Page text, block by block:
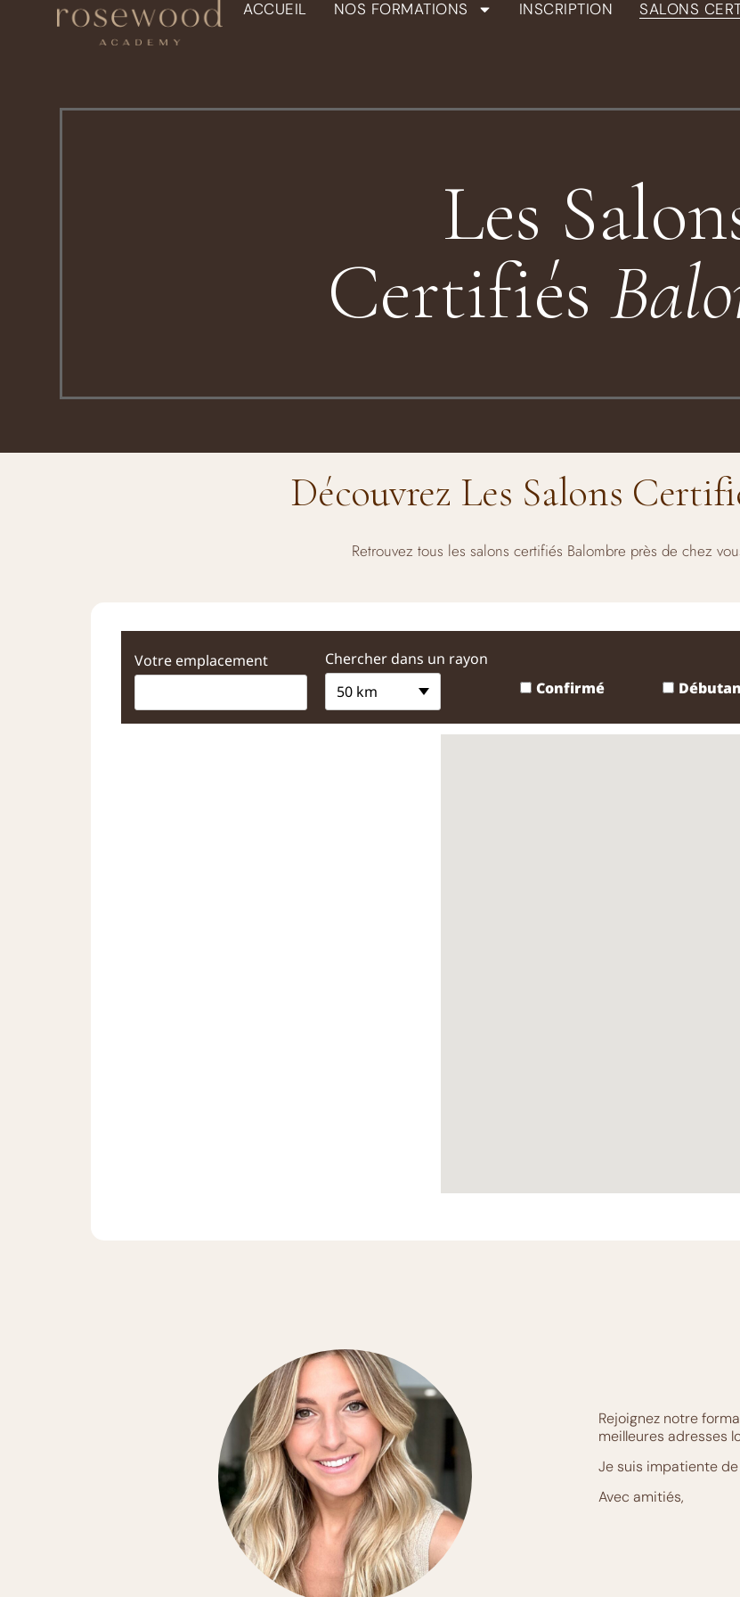
ACCUEIL NOS FORMATIONS INSCRIPTION SALONS
Les
Certifiés
Découvrez Les Salons
Retrouvez tous les salons certifiés Balombre près de chez
Votre emplacement
Chercher dans un rayon
50 km
Confirmé
Rejoignez notre
meilleures adresses
Je suis impatiente
Avec amitiés,